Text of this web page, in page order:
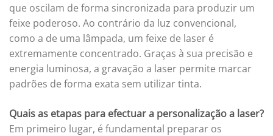
que oscilam de forma sincronizada para produzir um
feixe poderoso. Ao contrário da luz convencional,
como a de uma lâmpada, um feixe de laser é
extremamente concentrado. Graças à sua precisão e
energia luminosa, a gravação a laser permite marcar
padrões de forma exata sem utilizar tinta.
Quais as etapas para efectuar a personalização a laser?
Em primeiro lugar, é fundamental preparar os